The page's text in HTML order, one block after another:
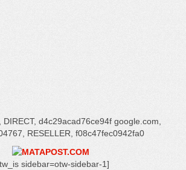
d4c29acad76ce94f google.com,
RESELLER, f08c47fec0942fa0
sidebar=otw-sidebar-1]